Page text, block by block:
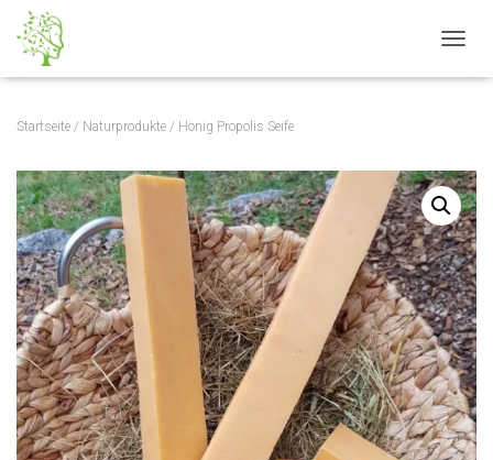
Startseite / Naturprodukte / Honig Propolis Seife